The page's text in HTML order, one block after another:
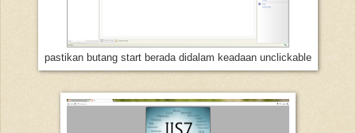
pastikan butang start berada didalam keadaan unclickable